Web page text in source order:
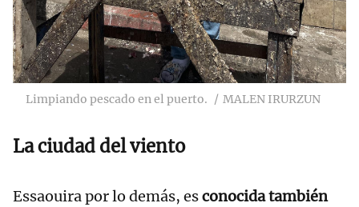
Limpiando pescado en el puerto. MALEN IRURZUN
La ciudad del viento
Essaouira por lo demás, esconocida también